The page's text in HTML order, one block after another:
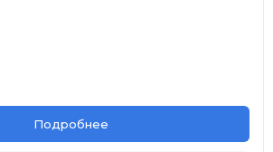
Подробнее